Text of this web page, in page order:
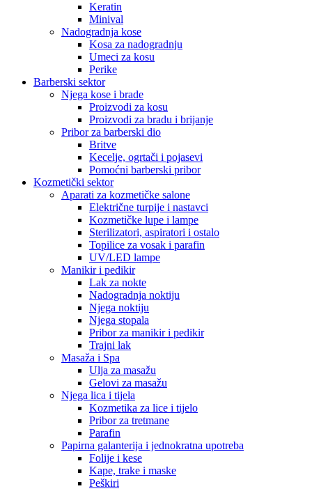
Keratin
Minival
Nadogradnja kose
Kosa za nadogradnju
Umeci za kosu
Perike
Barberski sektor
Njega kose i brade
Proizvodi za kosu
Proizvodi za bradu i brijanje
Pribor za barberski dio
Britve
Kecelje, ogrtači i pojasevi
Pomoćni barberski pribor
Kozmetički sektor
Aparati za kozmetičke salone
Električne turpije i nastavci
Kozmetičke lupe i lampe
Sterilizatori, aspiratori i ostalo
Topilice za vosak i parafin
UV/LED lampe
Manikir i pedikir
Lak za nokte
Nadogradnja noktiju
Njega noktiju
Njega stopala
Pribor za manikir i pedikir
Trajni lak
Masaža i Spa
Ulja za masažu
Gelovi za masažu
Njega lica i tijela
Kozmetika za lice i tijelo
Pribor za tretmane
Parafin
Papirna galanterija i jednokratna upotreba
Folije i kese
Kape, trake i maske
Peškiri